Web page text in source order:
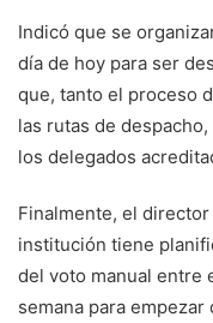
Indicó que se
día de hoy para ser
que, tanto el proceso
las rutas de
los delegados
Finalmente, el
institución tiene
del voto manual entre
semana para